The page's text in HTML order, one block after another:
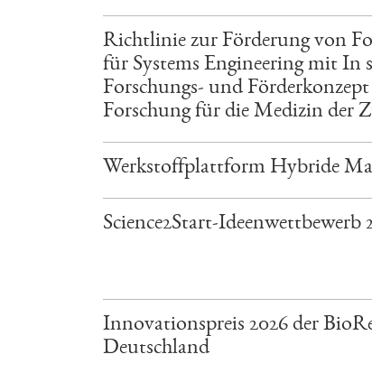
Richtlinie zur Förderung von
für Systems Engineering mit In
Forschungs- und
Forschung für die Medizin der
Werkstoffplattform Hybride
Science2Start-Ideenwettbewerb
Innovationspreis 2026 der
Deutschland